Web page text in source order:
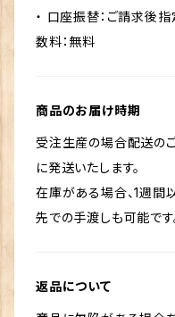
・ 口座振替：ご請求後
数料：無料
商品のお届け時期
受注生産の場合配送の
に発送いたします。
在庫がある場合、1週間
先での手渡しも可能です
返品について